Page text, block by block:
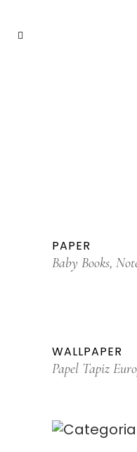
PAPER
Baby Books,
WALLPAPER
Papel Tapiz